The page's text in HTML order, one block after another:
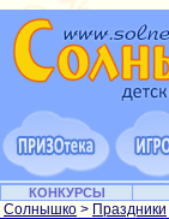
КОНКУРСЫ
Солнышко > Праздники